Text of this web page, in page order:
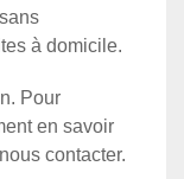
à domicile.
Pour
en savoir
contacter.